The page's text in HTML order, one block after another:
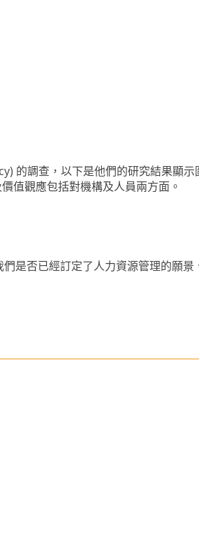
的調查，以下是他們的研究結果顯
價值觀應包括對機構及人員兩方面。
們是否已經訂定了人力資源管理的願景